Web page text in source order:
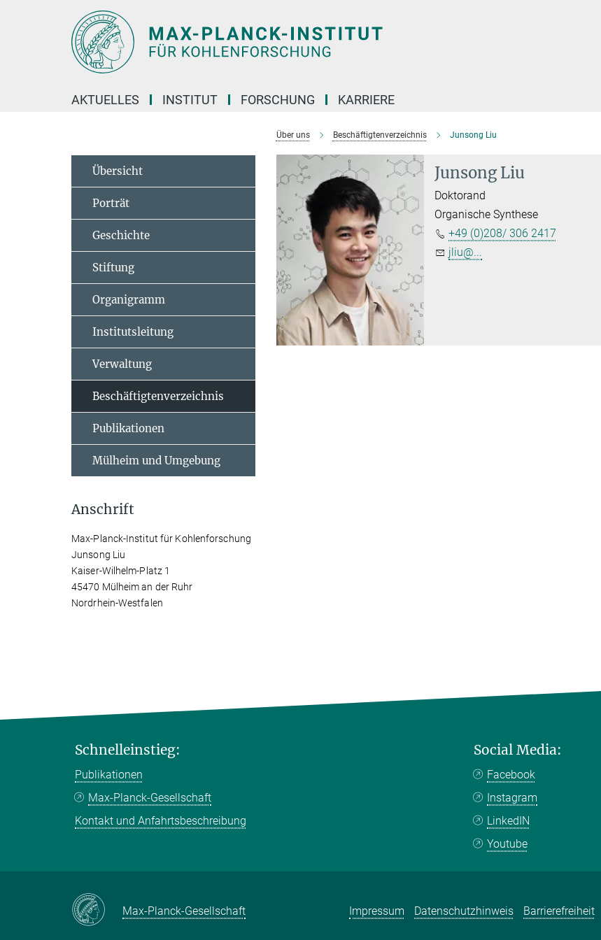
AKTUELLES INSTITUT FORSCHUNG KARRIERE
Über uns Beschäftigtenverzeichnis Junsong Liu
Junsong Liu
Doktorand
Organische Synthese
+49 (0)208/ 306 2417
jliu@...
Übersicht
Porträt
Geschichte
Stiftung
Organigramm
Institutsleitung
Verwaltung
Beschäftigtenverzeichnis
Publikationen
Mülheim und Umgebung
Anschrift
Max-Planck-Institut für Kohlenforschung
Junsong Liu
Kaiser-Wilhelm-Platz 1
45470 Mülheim an der Ruhr
Nordrhein-Westfalen
Schnelleinstieg:
Publikationen
Max-Planck-Gesellschaft
Kontakt und Anfahrtsbeschreibung
Social Media:
Facebook
Instagram
LinkedIN
Youtube
Max-Planck-Gesellschaft Impressum Datenschutzhinweis Barrierefreiheit